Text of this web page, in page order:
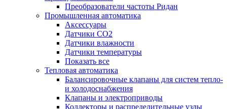
Преобразователи частоты Ридан
Промышленная автоматика
Аксессуары
Датчики CO2
Датчики влажности
Датчики температуры
Показать все
Тепловая автоматика
Балансировочные клапаны для систем тепло-
и холодоснабжения
Клапаны и электроприводы
Коллекторы и распределительные узлы